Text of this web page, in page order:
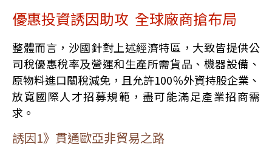
優惠投資誘因助攻 全球廠商搶布局
整體而言，沙國針對上述經濟特區，大致皆提供公
司稅優惠稅率及營運和生產所需貨品、機器設備、
原物料進口關稅減免，且允許100％外資持股企業、
放寬國際人才招募規範，盡可能滿足產業招商需
求。
誘因1》貫通歐亞非貿易之路